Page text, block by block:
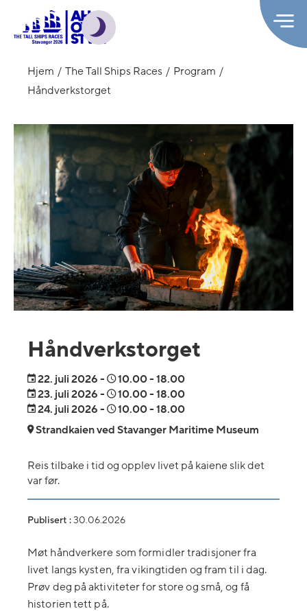
Hjem The Tall Ships Races
Program
Håndverkstorget
Håndverkstorget
22. juli 2026 - 10.00- 18.00
23. juli 2026 - 10.00- 18.00
24. juli 2026 - 10.00- 18.00
Strandkaien ved Stavanger Maritime Museum
Reis tilbake i tid og opplev livet på kaiene slik det
var før.
Publisert : 30.06.2026
Møt håndverkere som formidler tradisjoner fra
livet langs kysten, fra vikingtiden og fram til i dag.
Prøv deg på aktiviteter for store og små, og få
historien tett på.